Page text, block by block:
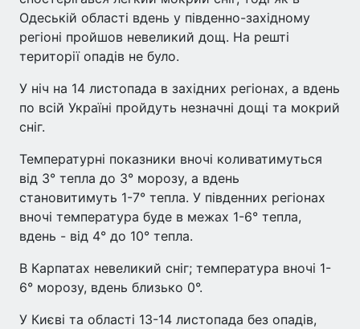
Одеській області вдень у південно-західному
регіоні пройшов невеликий дощ. На решті
території опадів не було.
У ніч на 14 листопада в західних регіонах, а вдень
по всій Україні пройдуть незначні дощі та мокрий
сніг.
Температурні показники вночі коливатимуться
від 3° тепла до 3° морозу, а вдень
становитимуть 1-7° тепла. У південних регіонах
вночі температура буде в межах 1-6° тепла,
вдень - від 4° до 10° тепла.
В Карпатах невеликий сніг; температура вночі 1-
6° морозу, вдень близько 0°.
У Києві та області 13-14 листопада без опадів,